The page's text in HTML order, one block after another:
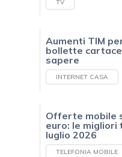
TV
Aumenti TIM
bollette
sapere
INTERNET CASA
Offerte mobile
euro: le
luglio 2026
TELEFONIA MOBILE